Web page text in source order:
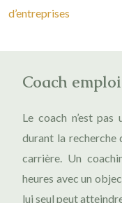
d’entreprises
Coach emploi
Le coach n’est
durant la recherche
carrière. Un
heures avec un
lui seul peut